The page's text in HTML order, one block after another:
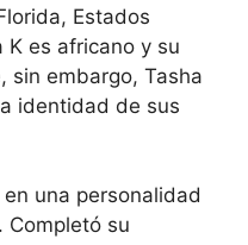
Estados
K es africano y su
sin embargo, Tasha
identidad de sus
una personalidad
Completó su